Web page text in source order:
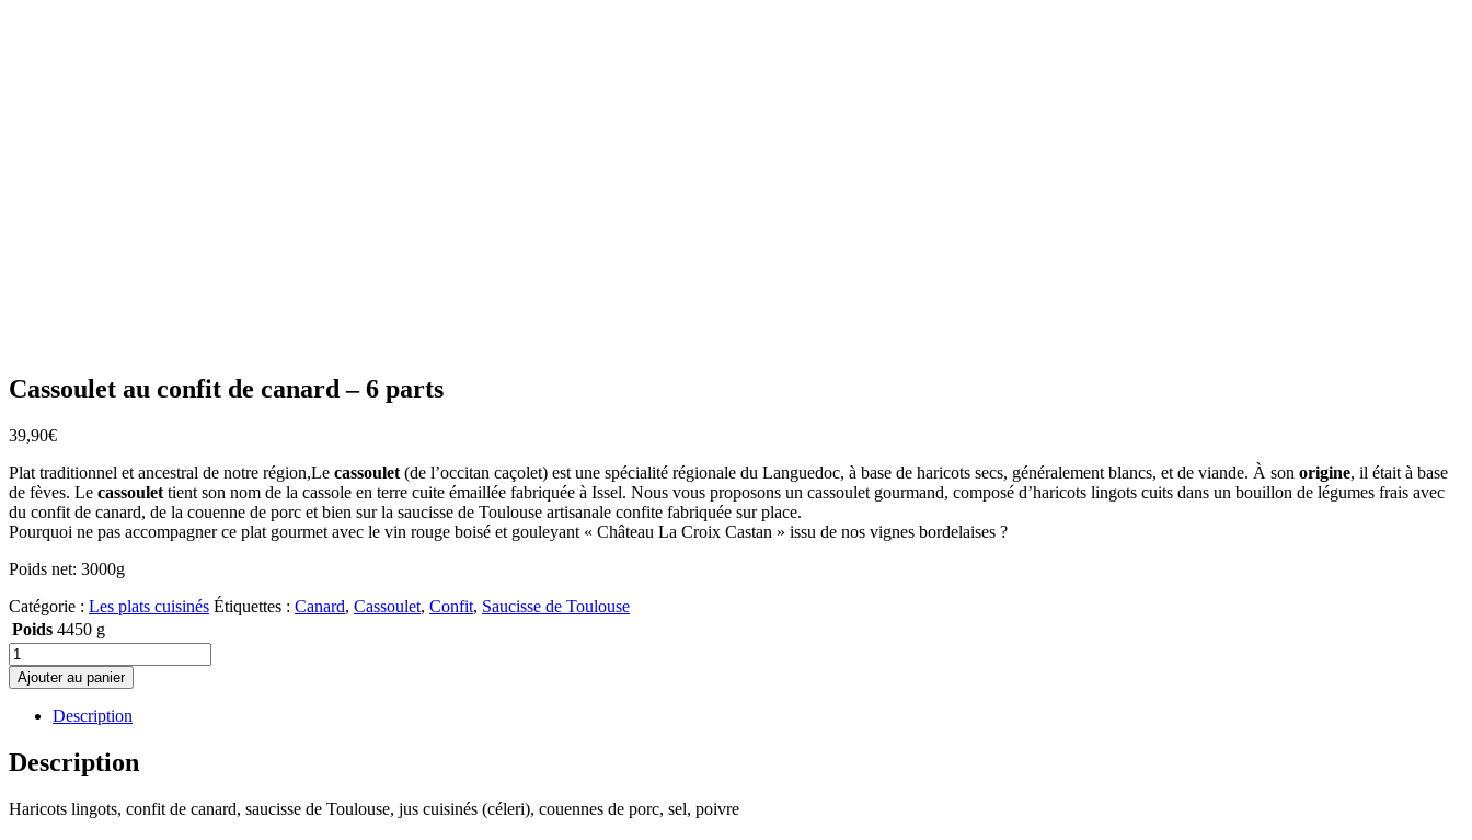
Cassoulet au confit de canard – 6 parts
39,90€
Plat traditionnel et ancestral de notre région,Le cassoulet (de l’occitan caçolet) est une spécialité régionale du Languedoc, à base de haricots secs, généralement blancs, et de viande. À son origine, il était à base
de fèves. Le cassoulet tient son nom de la cassole en terre cuite émaillée fabriquée à Issel. Nous vous proposons un cassoulet gourmand, composé d’haricots lingots cuits dans un bouillon de légumes frais avec
du confit de canard, de la couenne de porc et bien sur la saucisse de Toulouse artisanale confite fabriquée sur place.
Pourquoi ne pas accompagner ce plat gourmet avec le vin rouge boisé et gouleyant « Château La Croix Castan » issu de nos vignes bordelaises ?
Poids net: 3000g
Catégorie : Les plats cuisinés Étiquettes : Canard, Cassoulet, Confit, Saucisse de Toulouse
Poids 4450 g
quantité
de
Cassoulet
de
canard
6
Ajouter au panier
Description
Description
Haricots lingots, confit de canard, saucisse de Toulouse, jus cuisinés (céleri), couennes de porc, sel, poivre